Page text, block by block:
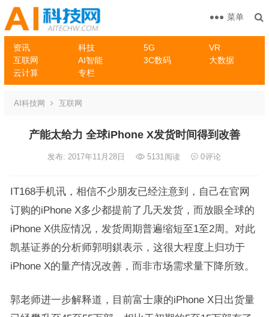
资讯 科技 5G
VR
互联网
AI智能 3C数码
大数据
云计算
专栏
菜单
AI科技网 互联网
产能太给力 全球iPhone X发货时间得到改善
发布: 2017年11月28日 5131阅读 0评论
IT168手机讯，相信不少朋友已经注意到，自己在官网
订购的iPhone X多少都提前了几天发货，而放眼全球的
iPhone X供应情况，发货周期普遍缩短至1至2周。对此
凯基证券的分析师郭明錤表示，这很大程度上归功于
iPhone X的量产情况改善，而非市场需求量下降所致。
郭老师进一步解释道，目前富士康的iPhone X日出货量